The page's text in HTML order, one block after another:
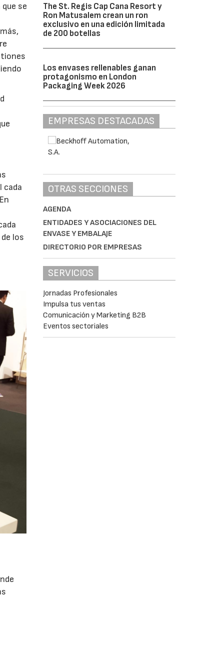
se
cada
los
The St. Regis Cap Cana Resort y
Ron Matusalem crean un ron
exclusivo en una edición limitada
de 200 botellas
Los envases rellenables ganan
protagonismo en London
Packaging Week 2026
EMPRESAS DESTACADAS
OTRAS SECCIONES
AGENDA
ENTIDADES Y ASOCIACIONES DEL
ENVASE Y EMBALAJE
DIRECTORIO POR EMPRESAS
SERVICIOS
Jornadas Profesionales
Impulsa tus ventas
Comunicación y Marketing B2B
Eventos sectoriales